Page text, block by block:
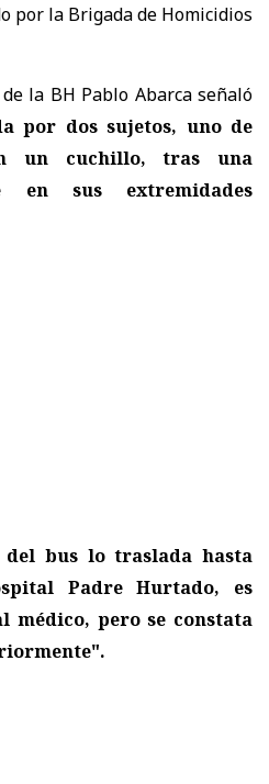
por la Brigada de Homicidios
la BH Pablo Abarca señaló
por dos sujetos, uno de
un cuchillo, tras una
en sus extremidades
bus lo traslada hasta
Padre Hurtado, es
médico, pero se constata